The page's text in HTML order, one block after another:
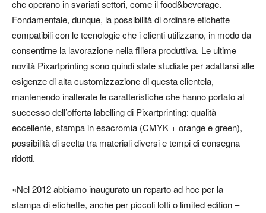
che operano in svariati settori, come il food&beverage.
Fondamentale, dunque, la possibilità di ordinare etichette
compatibili con le tecnologie che i clienti utilizzano, in modo da
consentirne la lavorazione nella filiera produttiva. Le ultime
novità Pixartprinting sono quindi state studiate per adattarsi alle
esigenze di alta customizzazione di questa clientela,
mantenendo inalterate le caratteristiche che hanno portato al
successo dell’offerta labelling di Pixartprinting: qualità
eccellente, stampa in esacromia (CMYK + orange e green),
possibilità di scelta tra materiali diversi e tempi di consegna
ridotti.
«Nel 2012 abbiamo inaugurato un reparto ad hoc per la
stampa di etichette, anche per piccoli lotti o limited edition –